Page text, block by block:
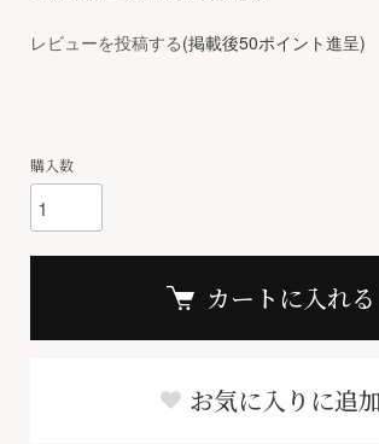
レビューを投稿する(掲載後50ポイント進呈)
購入数
カートに入れる
お気に入りに追